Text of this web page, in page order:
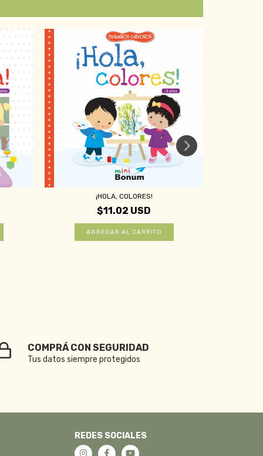
¡HOLA, COLORES!
$11.02 USD
COMPRÁ CON SEGURIDAD
Tus datos siempre protegidos
REDES SOCIALES